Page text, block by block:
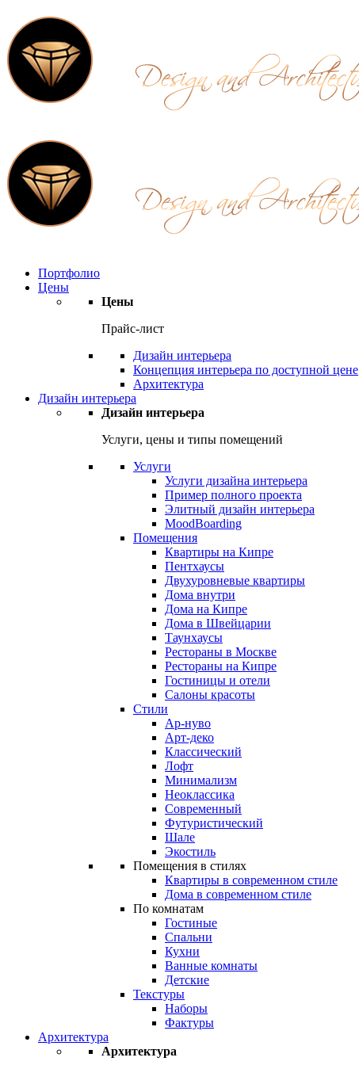
Портфолио
Цены
Цены
Прайс-лист
Дизайн интерьера
Концепция интерьера по доступной цене
Архитектура
Дизайн интерьера
Дизайн интерьера
Услуги, цены и типы помещений
Услуги
Услуги дизайна интерьера
Пример полного проекта
Элитный дизайн интерьера
MoodBoarding
Помещения
Квартиры на Кипре
Пентхаусы
Двухуровневые квартиры
Дома внутри
Дома на Кипре
Дома в Швейцарии
Таунхаусы
Рестораны в Москве
Рестораны на Кипре
Гостиницы и отели
Салоны красоты
Стили
Ар-нуво
Арт-деко
Классический
Лофт
Минимализм
Неоклассика
Современный
Футуристический
Шале
Экостиль
Помещения в стилях
Квартиры в современном стиле
Дома в современном стиле
По комнатам
Гостиные
Спальни
Кухни
Ванные комнаты
Детские
Текстуры
Наборы
Фактуры
Архитектура
Архитектура